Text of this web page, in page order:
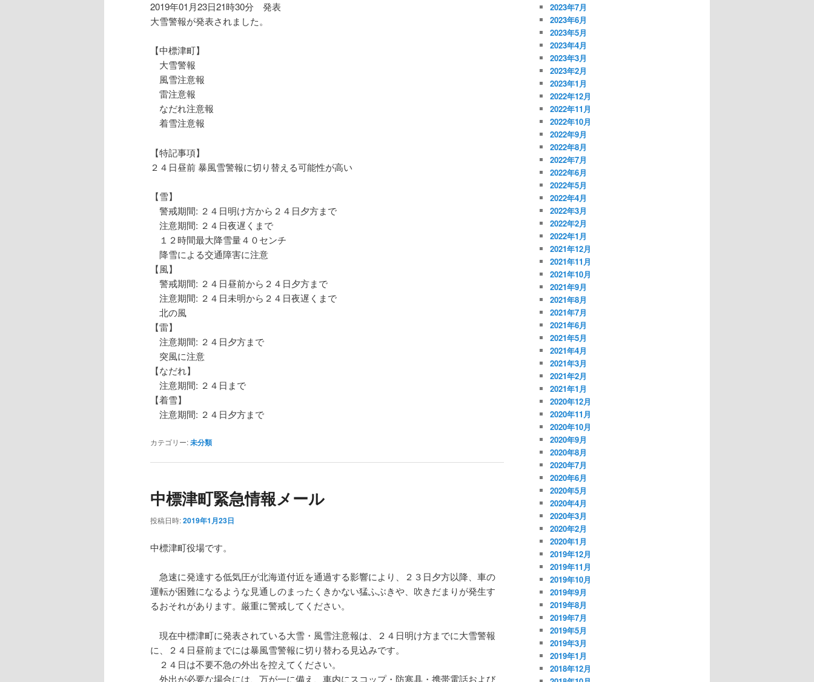
2019年01月23日21時30分 発表
大雪警報が発表されました。
【中標津町】
大雪警報
風雪注意報
雷注意報
なだれ注意報
着雪注意報
【特記事項】
２４日昼前 暴風雪警報に切り替える可能性が高い
【雪】
警戒期間: ２４日明け方から２４日夕方まで
注意期間: ２４日夜遅くまで
１２時間最大降雪量４０センチ
降雪による交通障害に注意
【風】
警戒期間: ２４日昼前から２４日夕方まで
注意期間: ２４日未明から２４日夜遅くまで
北の風
【雷】
注意期間: ２４日夕方まで
突風に注意
【なだれ】
注意期間: ２４日まで
【着雪】
注意期間: ２４日夕方まで
カテゴリー:未分類
中標津町緊急情報メール
投稿日時:2019年1月23日
中標津町役場です。
急速に発達する低気圧が北海道付近を通過する影響により、２３日夕方以降、車の
運転が困難になるような見通しのまったくきかない猛ふぶきや、吹きだまりが発生す
るおそれがあります。厳重に警戒してください。
現在中標津町に発表されている大雪・風雪注意報は、２４日明け方までに大雪警報
に、２４日昼前までには暴風雪警報に切り替わる見込みです。
２４日は不要不急の外出を控えてください。
外出が必要な場合には、万が一に備え、車内にスコップ・防寒具・携帯電話および
2023年7月
2023年6月
2023年5月
2023年4月
2023年3月
2023年2月
2023年1月
2022年12月
2022年11月
2022年10月
2022年9月
2022年8月
2022年7月
2022年6月
2022年5月
2022年4月
2022年3月
2022年2月
2022年1月
2021年12月
2021年11月
2021年10月
2021年9月
2021年8月
2021年7月
2021年6月
2021年5月
2021年4月
2021年3月
2021年2月
2021年1月
2020年12月
2020年11月
2020年10月
2020年9月
2020年8月
2020年7月
2020年6月
2020年5月
2020年4月
2020年3月
2020年2月
2020年1月
2019年12月
2019年11月
2019年10月
2019年9月
2019年8月
2019年7月
2019年5月
2019年3月
2019年1月
2018年12月